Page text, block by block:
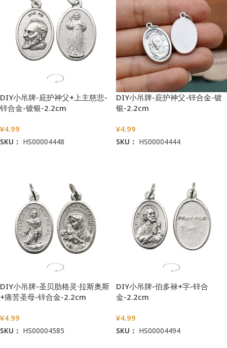
DIY小吊牌-庇护神父+上主慈悲-
锌合金-镀银-2.2cm
¥4.99
SKU： HS00004448
DIY小吊牌-庇护神父-锌合金-镀
银-2.2cm
¥4.99
SKU： HS00004444
DIY小吊牌-圣贝肋格灵·拉斯奥斯
+痛苦圣母-锌合金-2.2cm
¥4.99
SKU： HS00004585
DIY小吊牌-伯多禄+字-锌合
金-2.2cm
¥4.99
SKU： HS00004494